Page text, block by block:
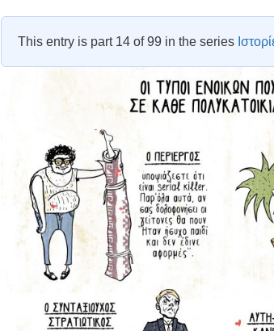
This entry is part 14 of 99 in the series